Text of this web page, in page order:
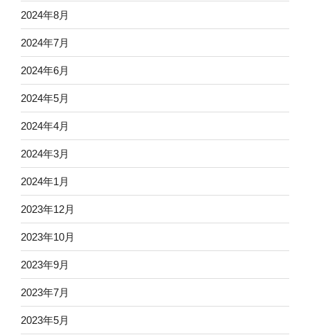
2024年8月
2024年7月
2024年6月
2024年5月
2024年4月
2024年3月
2024年1月
2023年12月
2023年10月
2023年9月
2023年7月
2023年5月